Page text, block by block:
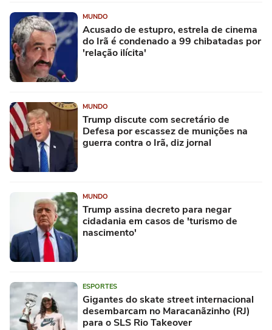
MUNDO
Acusado de estupro, estrela de cinema
do Irã é condenado a 99 chibatadas por
'relação ilícita'
MUNDO
Trump discute com secretário de
Defesa por escassez de munições na
guerra contra o Irã, diz jornal
MUNDO
Trump assina decreto para negar
cidadania em casos de 'turismo de
nascimento'
ESPORTES
Gigantes do skate street internacional
desembarcam no Maracanãzinho (RJ)
para o SLS Rio Takeover